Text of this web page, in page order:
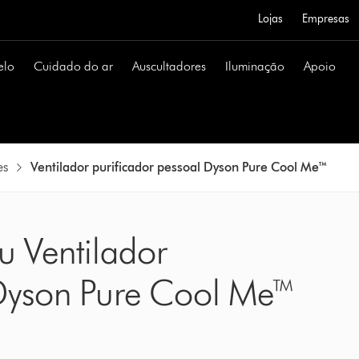
Lojas Empresas
Cuidado do ar Auscultadores Iluminação Apoio
Ventilador purificador pessoal Dyson Pure Cool Me™
Ventilador
Pure Cool Me™